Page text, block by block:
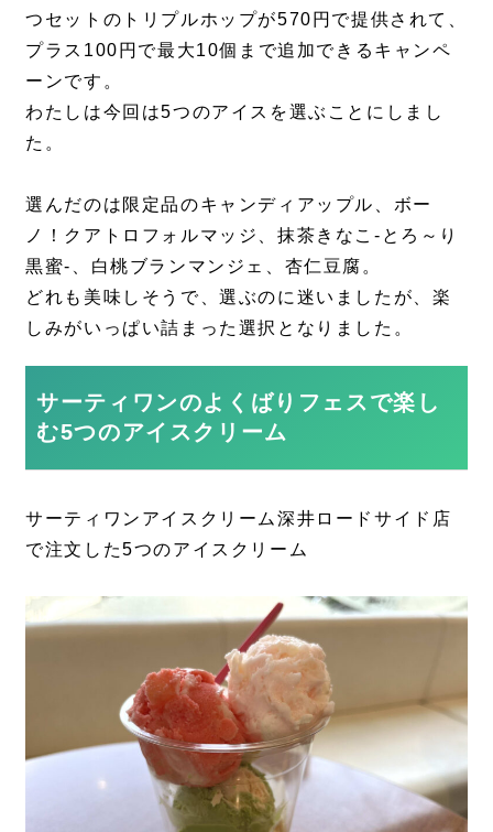
つセットのトリプルホップが570円で提供されて、
プラス100円で最大10個まで追加できるキャンペ
ーンです。
わたしは今回は5つのアイスを選ぶことにしまし
た。
選んだのは限定品のキャンディアップル、ボー
ノ！クアトロフォルマッジ、抹茶きなこ-とろ～り
黒蜜-、白桃ブランマンジェ、杏仁豆腐。
どれも美味しそうで、選ぶのに迷いましたが、楽
しみがいっぱい詰まった選択となりました。
サーティワンのよくばりフェスで楽し
む5つのアイスクリーム
サーティワンアイスクリーム深井ロードサイド店
で注文した5つのアイスクリーム